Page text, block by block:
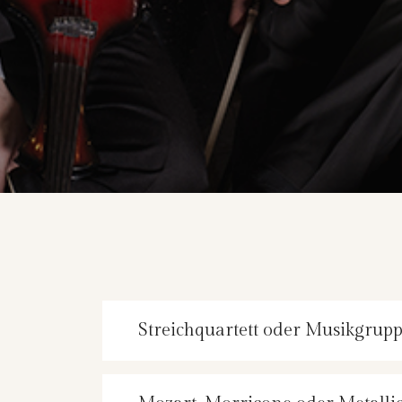
Streichquartett oder